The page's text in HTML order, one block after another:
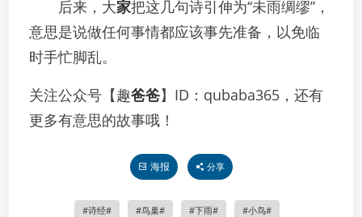
后来，大家把这几句诗引伸为“未雨绸缪”，
意思是说做任何事情都应该事先准备，以免临
时手忙脚乱。
关注公众号【趣爸爸】ID：qubaba365，还有
更多有意思的故事哦！
海报 分享
诗经 鸟巢 下雨 小鸟